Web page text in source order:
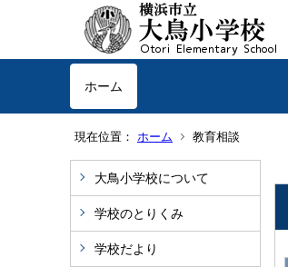
ホーム
現在位置： ホーム 教育相談
大鳥小学校について
学校のとりくみ
学校だより